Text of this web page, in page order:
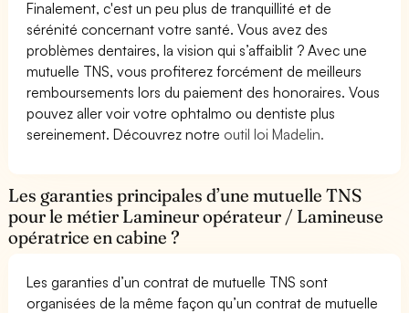
Finalement, c'est un peu plus de tranquillité et de
sérénité concernant votre santé. Vous avez des
problèmes dentaires, la vision qui s’affaiblit ? Avec une
mutuelle TNS, vous profiterez forcément de meilleurs
remboursements lors du paiement des honoraires. Vous
pouvez aller voir votre ophtalmo ou dentiste plus
sereinement. Découvrez notre outil loi Madelin.
Les garanties principales d’une mutuelle TNS
pour le métier Lamineur opérateur / Lamineuse
opératrice en cabine ?
Les garanties d’un contrat de mutuelle TNS sont
organisées de la même façon qu’un contrat de mutuelle